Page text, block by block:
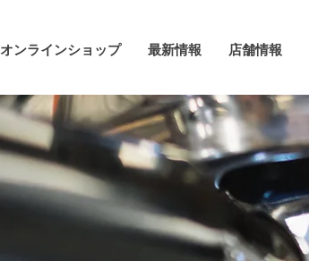
オンラインショップ 最新情報 店舗情報